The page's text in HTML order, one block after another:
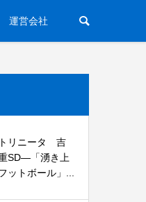
運営会社
リニータ 吉
SD―「湧き上
ットボール」...